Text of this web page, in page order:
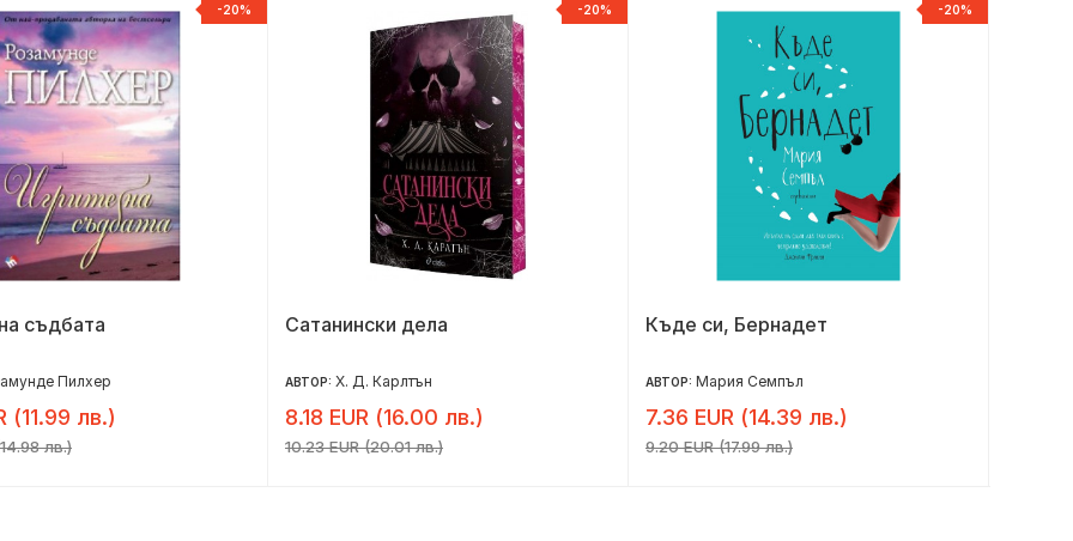
-20%
съдбата
Пилхер
(11.99 лв.)
лв.)
-20%
Сатанински дела
АВТОР: Х. Д. Карлтън
8.18 EUR (16.00 лв.)
10.23 EUR (20.01 лв.)
-20%
Къде си, Бернадет
АВТОР: Мария Семпъл
7.36 EUR (14.39 лв.)
9.20 EUR (17.99 лв.)